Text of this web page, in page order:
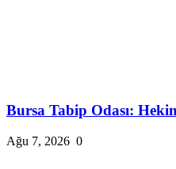
Bursa Tabip Odası:
Ağu 7, 2026 0